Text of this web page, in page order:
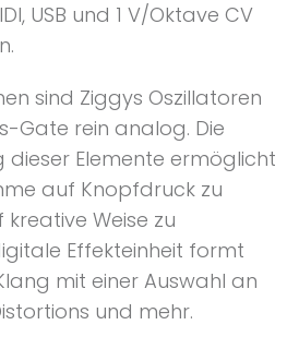
USB und 1 V/Oktave CV
sind Ziggys Oszillatoren
Gate rein analog. Die
dieser Elemente ermöglicht
auf Knopfdruck zu
Weise zu
Effekteinheit formt
mit einer Auswahl an
und mehr.